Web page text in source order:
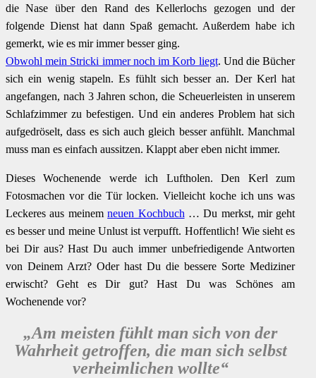
die Nase über den Rand des Kellerlochs gezogen und der
folgende Dienst hat dann Spaß gemacht. Außerdem habe ich
gemerkt, wie es mir immer besser ging.
Obwohl mein Stricki immer noch im Korb liegt. Und die Bücher
sich ein wenig stapeln. Es fühlt sich besser an. Der Kerl hat
angefangen, nach 3 Jahren schon, die Scheuerleisten in unserem
Schlafzimmer zu befestigen. Und ein anderes Problem hat sich
aufgedröselt, dass es sich auch gleich besser anfühlt. Manchmal
muss man es einfach aussitzen. Klappt aber eben nicht immer.
Dieses Wochenende werde ich Luftholen. Den Kerl zum
Fotosmachen vor die Tür locken. Vielleicht koche ich uns was
Leckeres aus meinemneuen Kochbuch … Du merkst, mir geht
es besser und meine Unlust ist verpufft. Hoffentlich! Wie sieht es
bei Dir aus? Hast Du auch immer unbefriedigende Antworten
von Deinem Arzt? Oder hast Du die bessere Sorte Mediziner
erwischt? Geht es Dir gut? Hast Du was Schönes am
Wochenende vor?
„Am meisten fühlt man sich von der
Wahrheit getroffen, die man sich selbst
verheimlichen wollte“